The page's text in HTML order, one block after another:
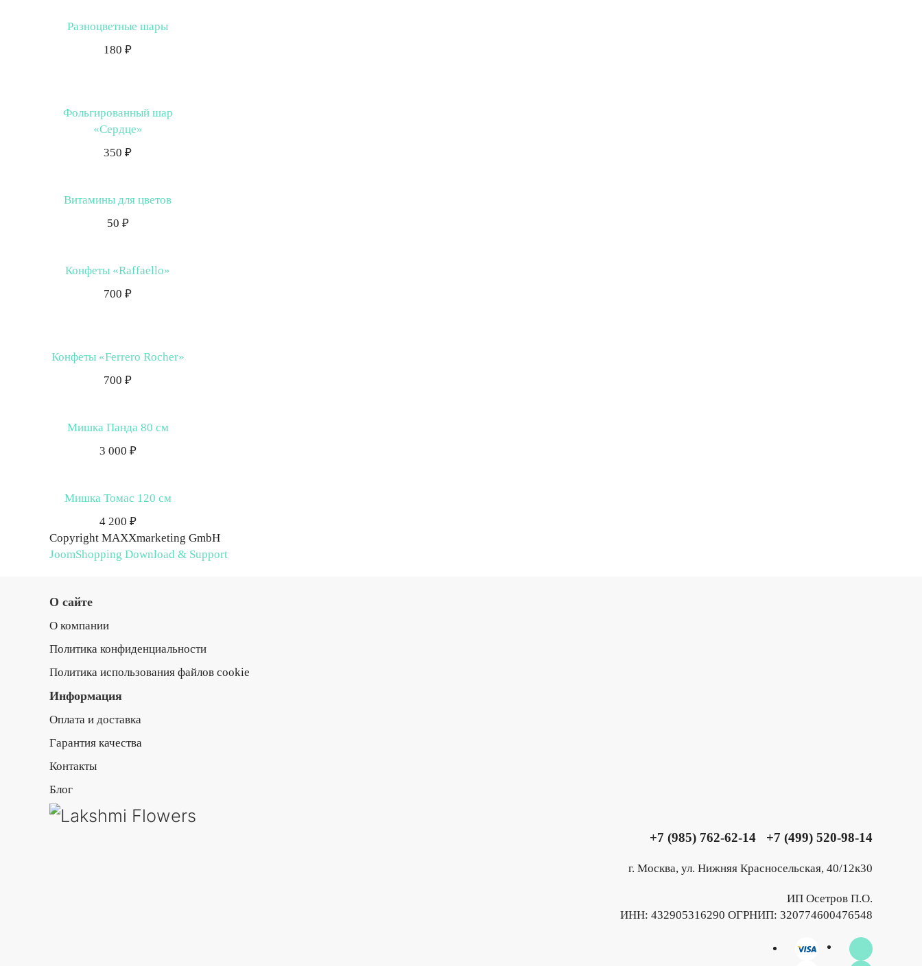
Разноцветные шары
180 ₽
Фольгированный шар
«Сердце»
350 ₽
Витамины для цветов
50 ₽
Конфеты «Raffaello»
700 ₽
Конфеты «Ferrero Rocher»
700 ₽
Мишка Панда 80 см
3 000 ₽
Мишка Томас 120 см
4 200 ₽
Copyright MAXXmarketing GmbH
JoomShopping Download & Support
О сайте
О компании
Политика конфиденциальности
Политика использования файлов cookie
Информация
Оплата и доставка
Гарантия качества
Контакты
Блог
+7 (985) 762-62-14 +7 (499) 520-98-14
г. Москва, ул. Нижняя Красносельская, 40/12к30
ИП Осетров П.О.
ИНН: 432905316290 ОГРНИП: 320774600476548